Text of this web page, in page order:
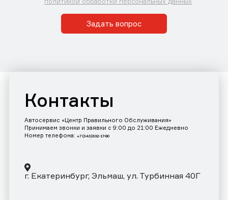
Задать вопрос
Контакты
Автосервис «Центр Правильного Обслуживания»
Принимаем звонки и заявки с 9:00 до 21:00 Ежедневно
Номер телефона: +7 (343)302-17-80
г. Екатеринбург, Эльмаш, ул. Турбинная 40Г